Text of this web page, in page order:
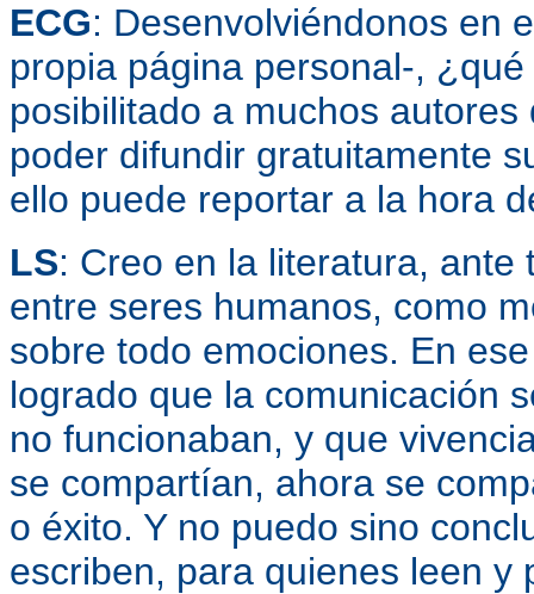
ECG: Desenvolviéndonos en
propia página personal-,
posibilitado a muchos
poder difundir gratuitamente
ello puede reportar a la hora
LS: Creo en la literatura,
entre seres humanos, como
sobre todo emociones. En
logrado que la comunicación
no funcionaban, y que
se compartían, ahora se
o éxito. Y no puedo sino
escriben, para quienes leen y